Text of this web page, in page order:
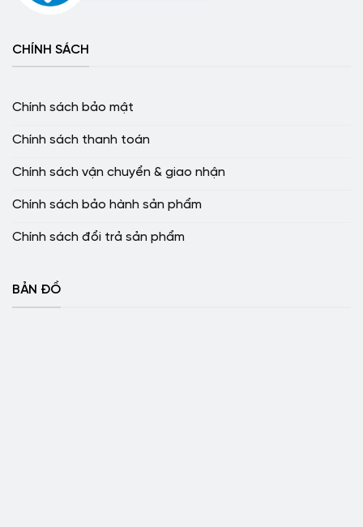
CHÍNH SÁCH
Chính sách bảo mật
Chính sách thanh toán
Chính sách vận chuyển & giao nhận
Chính sách bảo hành sản phẩm
Chính sách đổi trả sản phẩm
BẢN ĐỒ